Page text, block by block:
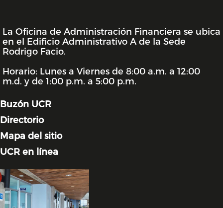
INFORMACIÓN DE LA UNIDAD
La Oficina de Administración Financiera se ubica
en el Edificio Administrativo A de la Sede
Rodrigo Facio.
Horario: Lunes a Viernes de 8:00 a.m. a 12:00
m.d. y de 1:00 p.m. a 5:00 p.m.
Buzón UCR
Directorio
Mapa del sitio
UCR en línea
Image